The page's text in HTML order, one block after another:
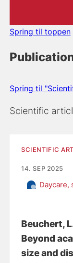
Spring til toppen
Spring til
Scientific
SCIENTIFIC
14. SEP 2025
Daycare,
Beuchert,
Beyond
size and